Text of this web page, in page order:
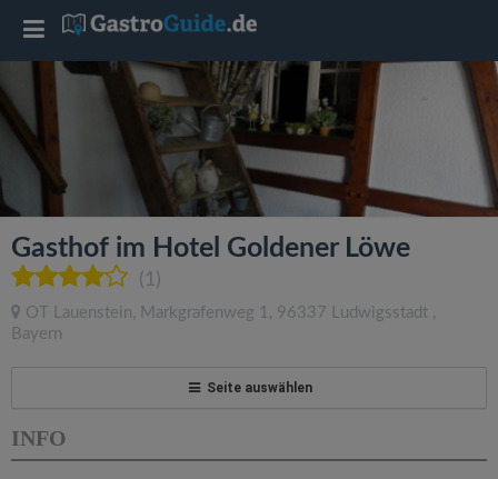
Gasthof im Hotel Goldener Löwe
(1)
OT Lauenstein, Markgrafenweg 1 , 96337 Ludwigsstadt ,
Bayern
Seite auswählen
INFO
T
l
e
a